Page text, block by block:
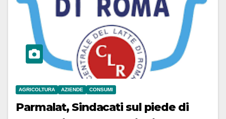
AGRICOLTURA AZIENDE CONSUMI
Parmalat, Sindacati sul piede di